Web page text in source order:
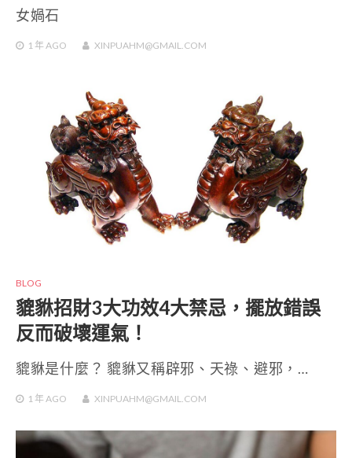
女媧石
1 年 AGO XINPUAHM@GMAIL.COM
BLOG
貔貅招財3大功效4大禁忌，擺放錯誤
反而破壞運氣！
貔貅是什麼？ 貔貅又稱辟邪、天祿、避邪，…
1 年 AGO XINPUAHM@GMAIL.COM